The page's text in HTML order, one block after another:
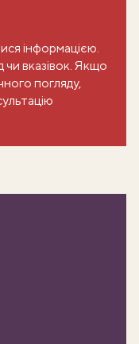
інформацією.
вказівок. Якщо
погляду,